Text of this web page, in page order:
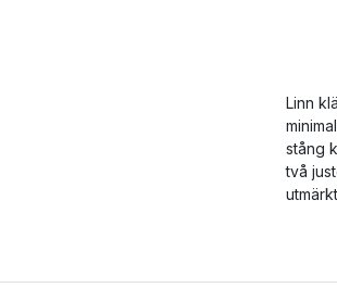
Linn
stång
två